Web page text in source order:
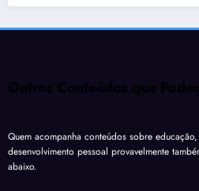
Outros Conteúdos que
Quem acompanha conteúdos sobre
desenvolvimento pessoal provavelmente
abaixo.